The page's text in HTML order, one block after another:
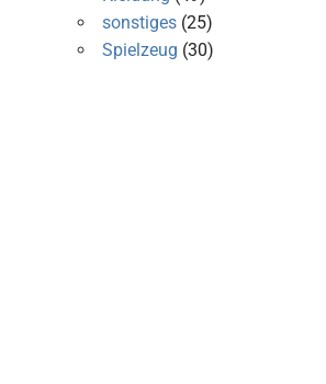
sonstiges(25)
Spielzeug (30)